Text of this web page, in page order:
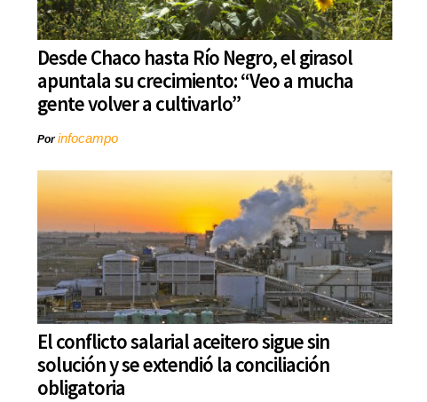
Desde Chaco hasta Río Negro, el girasol
apuntala su crecimiento: “Veo a mucha
gente volver a cultivarlo”
Porinfocampo
El conflicto salarial aceitero sigue sin
solución y se extendió la conciliación
obligatoria